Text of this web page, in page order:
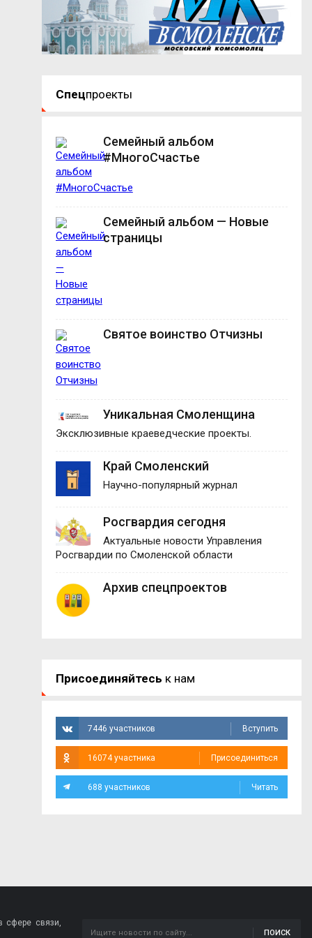
Спецпроекты
Семейный альбом
#МногоСчастье
Семейный альбом — Новые
страницы
Святое воинство Отчизны
Уникальная Смоленщина
Эксклюзивные краеведческие проекты.
Край Смоленский
Научно-популярный журнал
Росгвардия сегодня
Актуальные новости Управления
Росгвардии по Смоленской области
Архив спецпроектов
Присоединяйтесь к нам
7446 участников Вступить
16074 участника Присоединиться
688 участников Читать
сфере связи,
ПОИСК